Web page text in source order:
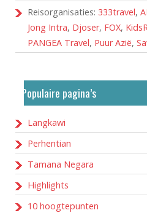
Reisorganisaties: 333travel,
Jong Intra, Djoser, FOX,
PANGEA Travel, Puur Azië,
Populaire pagina’s
Langkawi
Perhentian
Tamana Negara
Highlights
10 hoogtepunten